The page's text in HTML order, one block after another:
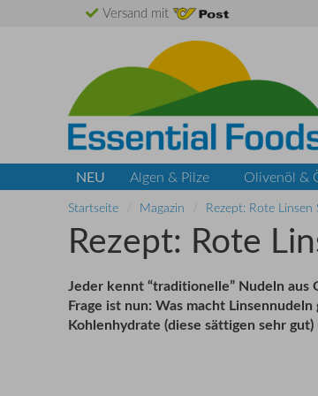
Versand mit
NEU Algen & Pilze Olivenöl &
Startseite Magazin Rezept: Rote
Rezept: Rote
Jeder kennt “traditionelle” Nudeln
Frage ist nun: Was macht
Kohlenhydrate (diese sättigen sehr